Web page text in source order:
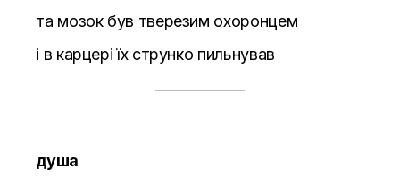
та мозок був тверезим охоронцем
і в карцері їх струнко пильнував
душа